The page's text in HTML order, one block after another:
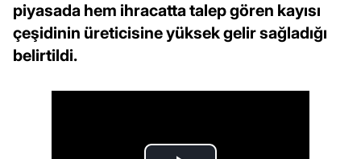
piyasada hem ihracatta talep gören kayısı
çeşidinin üreticisine yüksek gelir sağladığı
belirtildi.